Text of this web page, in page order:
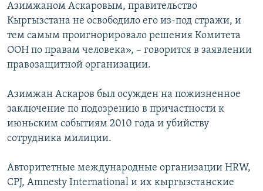
Азимжаном Аскаровым, правительство
Кыргызстана не освободило его из-под стражи, и
тем самым проигнорировало решения Комитета
ООН по правам человека», – говорится в заявлении
правозащитной организации.
Азимжан Аскаров был осужден на пожизненное
заключение по подозрению в причастности к
июньским событиям 2010 года и убийству
сотрудника милиции.
Авторитетные международные организации HRW,
CPJ, Amnesty International и их кыргызстанские